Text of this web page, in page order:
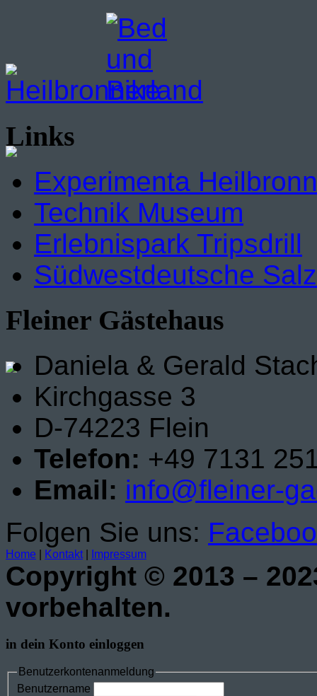
Links
Experimenta Heilbronn
Technik Museum
Erlebnispark Tripsdrill
Südwestdeutsche
Fleiner Gästehaus
Daniela & Gerald
Kirchgasse 3
D-74223 Flein
Telefon: +49 7131
Email: info@fleiner-
Folgen Sie uns:
Home Kontakt| Impressum
Copyright © 2013 –
vorbehalten.
in dein Konto einloggen
Benutzerkontenanmeldung
Benutzername